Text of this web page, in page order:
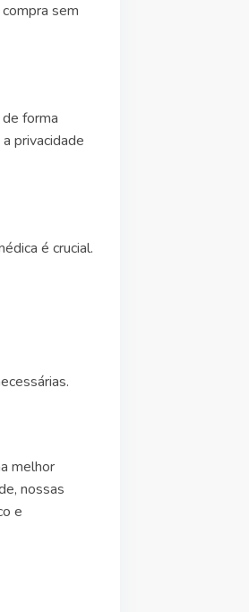
sem
forma
privacidade
é crucial.
melhor
nossas
e